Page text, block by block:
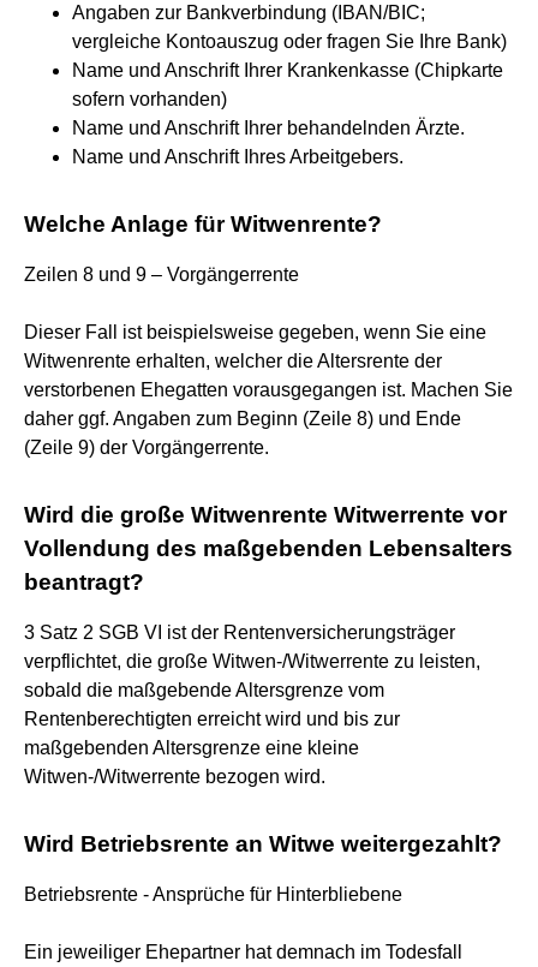
Angaben zur Bankverbindung (IBAN/BIC;
vergleiche Kontoauszug oder fragen Sie Ihre Bank)
Name und Anschrift Ihrer Krankenkasse (Chipkarte
sofern vorhanden)
Name und Anschrift Ihrer behandelnden Ärzte.
Name und Anschrift Ihres Arbeitgebers.
Welche Anlage für Witwenrente?
Zeilen 8 und 9 – Vorgängerrente
Dieser Fall ist beispielsweise gegeben, wenn Sie eine
Witwenrente erhalten, welcher die Altersrente der
verstorbenen Ehegatten vorausgegangen ist. Machen Sie
daher ggf. Angaben zum Beginn (Zeile 8) und Ende
(Zeile 9) der Vorgängerrente.
Wird die große Witwenrente Witwerrente vor
Vollendung des maßgebenden Lebensalters
beantragt?
3 Satz 2 SGB VI ist der Rentenversicherungsträger
verpflichtet, die große Witwen-/Witwerrente zu leisten,
sobald die maßgebende Altersgrenze vom
Rentenberechtigten erreicht wird und bis zur
maßgebenden Altersgrenze eine kleine
Witwen-/Witwerrente bezogen wird.
Wird Betriebsrente an Witwe weitergezahlt?
Betriebsrente - Ansprüche für Hinterbliebene
Ein jeweiliger Ehepartner hat demnach im Todesfall